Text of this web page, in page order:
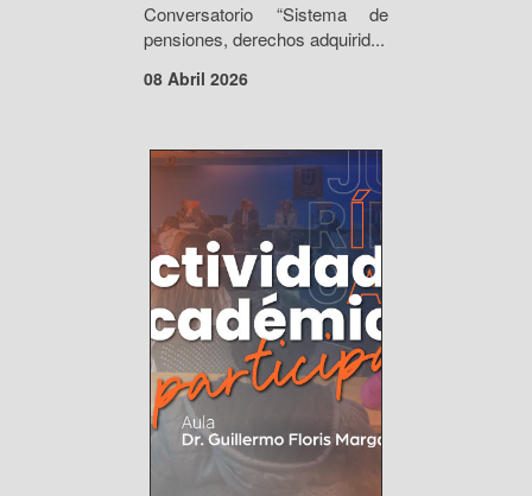
Conversatorio “Sistema de
pensiones, derechos adquirid...
08 Abril 2026